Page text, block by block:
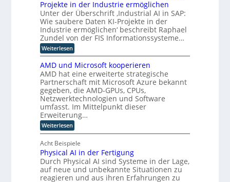
i
m
i
e
r
t
e
L
o
g
s
t
i
k
p
r
o
s
v
e
r
f
a
h
r
e
n
u
s
u
f
i
n
d
u
s
t
r
i
e
l
l
e
K
I
i
c
l
u
n
g
u
d
r
e
a
l
e
n
B
e
t
i
e
b
z
u
h
u
m
a
n
o
i
d
R
o
b
o
t
i
k
u
n
d
I
g
e
g
r
n
t
e
n
a
n
c
e
M
ü
n
c
h
e
n
e
r
w
e
i
t
e
r
t
A
Projekte in der Industrie ermöglichen
Unter der Überschrift ‚Industrial AI in SAP:
Wie saubere Daten KI-Projekte in der
Industrie ermöglichen‘ beschreibt Raphael
Zundel von der FIS Informationssysteme…
Weiterlesen:
I
n
d
u
s
t
r
i
a
l
A
I
i
n
S
A
P
:
AMD und Microsoft kooperieren
AMD hat eine erweiterte strategische
Partnerschaft mit Microsoft Azure bekannt
gegeben, die AMD-GPUs, CPUs,
Netzwerktechnologien und Software
umfasst. Im Mittelpunkt dieser
Erweiterung…
Weiterlesen:
A
D
u
n
d
M
Acht Beispiele
Physical AI in der Fertigung
Durch Physical AI sind Systeme in der Lage,
auf neue und unbekannte Situationen zu
reagieren und aus ihren Erfahrungen zu